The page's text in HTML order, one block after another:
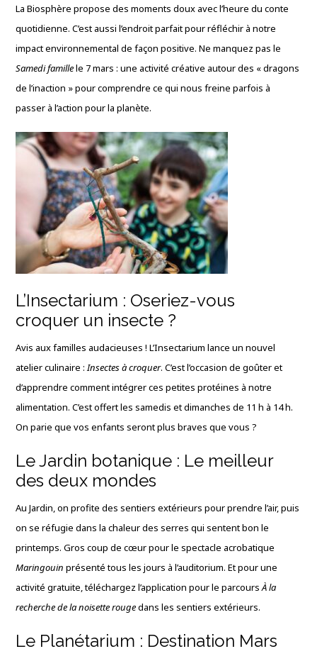
La Biosphère propose des moments doux avec l’heure du conte
quotidienne. C’est aussi l’endroit parfait pour réfléchir à notre
impact environnemental de façon positive. Ne manquez pas le
Samedi famillele 7 mars : une activité créative autour des « dragons
de l’inaction » pour comprendre ce qui nous freine parfois à
passer à l’action pour la planète.
L’Insectarium : Oseriez-vous
croquer un insecte ?
Avis aux familles audacieuses ! L’Insectarium lance un nouvel
atelier culinaire :Insectes à croquer. C’est l’occasion de goûter et
d’apprendre comment intégrer ces petites protéines à notre
alimentation. C’est offert les samedis et dimanches de 11 h à 14 h.
On parie que vos enfants seront plus braves que vous ?
Le Jardin botanique : Le meilleur
des deux mondes
Au Jardin, on profite des sentiers extérieurs pour prendre l’air, puis
on se réfugie dans la chaleur des serres qui sentent bon le
printemps. Gros coup de cœur pour le spectacle acrobatique
Maringouin présenté tous les jours à l’auditorium. Et pour une
activité gratuite, téléchargez l’application pour le parcoursÀ la
recherche de la noisette rougedans les sentiers extérieurs.
Le Planétarium : Destination Mars